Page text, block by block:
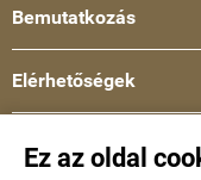
Ez az oldal
Bemutatkozás
Elérhetőségek
Telefonszám: +36-30-